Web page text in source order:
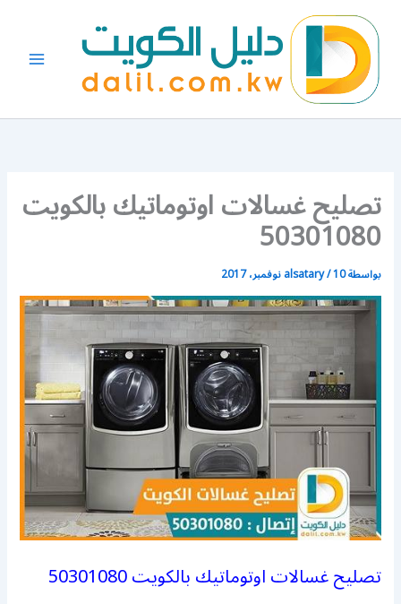
المحتوى
تصليح غسالات اوتوماتيك بالكويت
50301080
بواسطة alsatary/10 نوفمبر، 2017
تصليح غسالات اوتوماتيك بالكويت 50301080